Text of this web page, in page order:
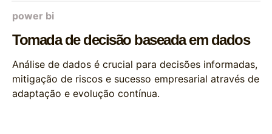
power bi
Tomada de decisão baseada em dados
Análise de dados é crucial para decisões informadas,
mitigação de riscos e sucesso empresarial através de
adaptação e evolução contínua.